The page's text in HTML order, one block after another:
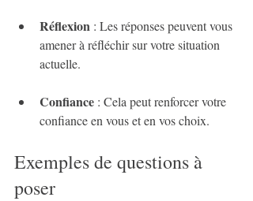
Réflexion : Les réponses peuvent vous
amener à réfléchir sur votre situation
actuelle.
Confiance : Cela peut renforcer votre
confiance en vous et en vos choix.
Exemples de questions à
poser